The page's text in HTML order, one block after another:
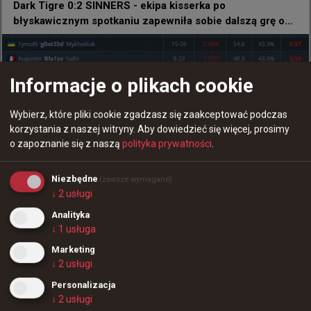
36 0
Dark Tigre 0:2 SINNERS - ekipa kisserka po
błyskawicznym spotkaniu zapewniła sobie dalszą grę o
EWC
0
levelONE 0:2 Phantom - Polacy w fazie play-in kwalifikacji
EWC
Informacje o plikach cookie
Wybierz, które pliki cookie zgadzasz się zaakceptować podczas
korzystania z naszej witryny. Aby dowiedzieć się więcej, prosimy
o zapoznanie się z naszą polityka prywatności.
Niezbędne (zawsze wymagane)
↓ 2usługi
Analityka
↓ 1 usługa
Marketing
↓ 2usługi
Personalizacja
↓ 2usługi